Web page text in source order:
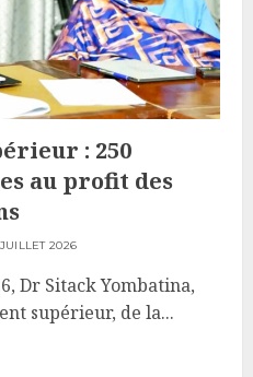
: 250
au profit des
2026
Dr Sitack Yombatina,
supérieur, de la...